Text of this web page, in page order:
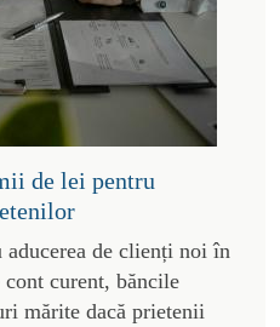
de lei pentru
de clienți noi în
cont curent, băncile
mărite dacă prietenii